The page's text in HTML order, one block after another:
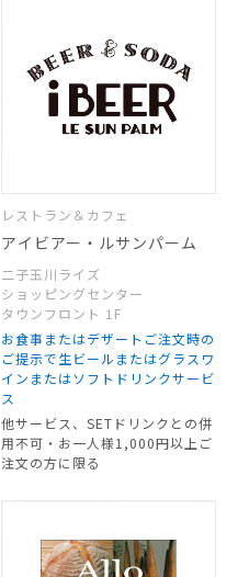
レストラン＆カフェ
アイビアー・ルサンパーム
二子玉川ライズ
ショッピングセンター
タウンフロント 1F
お食事またはデザートご注文時の
ご提示で生ビールまたはグラスワ
インまたはソフトドリンクサービ
ス
他サービス、SETドリンクとの併
用不可・お一人様1,000円以上ご
注文の方に限る